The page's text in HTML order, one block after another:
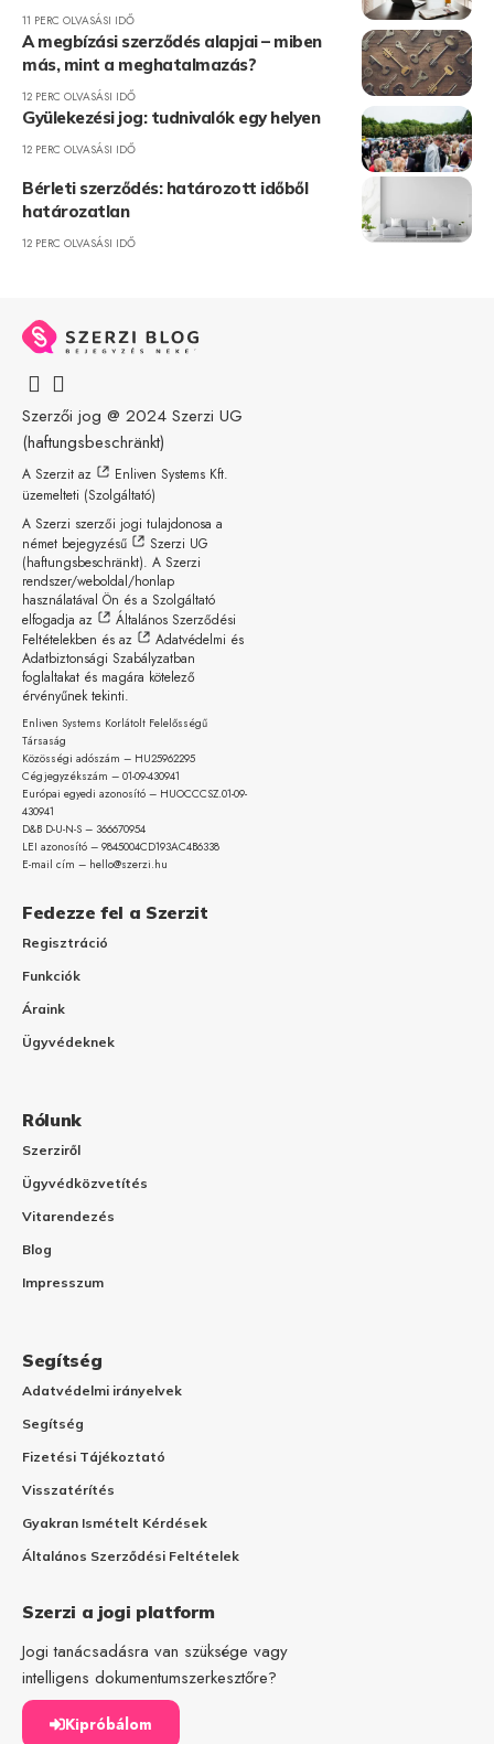
11 PERC OLVASÁSI IDŐ
A megbízási szerződés alapjai – miben
más, mint a meghatalmazás?
12 PERC OLVASÁSI IDŐ
Gyülekezési jog: tudnivalók egy helyen
12 PERC OLVASÁSI IDŐ
Bérleti szerződés: határozott időből
határozatlan
12 PERC OLVASÁSI IDŐ
Szerzői jog @ 2024 Szerzi UG
(haftungsbeschränkt)
A Szerzit az
Enliven Systems Kft.
üzemelteti (Szolgáltató)
A Szerzi szerzői jogi tulajdonosa a
német bejegyzésű
Szerzi UG
(haftungsbeschränkt). A Szerzi
rendszer/weboldal/honlap
használatával Ön és a Szolgáltató
elfogadja az
Általános Szerződési
Feltételekben és az
Adatvédelmi és
Adatbiztonsági Szabályzatban
foglaltakat és magára kötelező
érvényűnek tekinti.
Enliven Systems Korlátolt Felelősségű
Társaság
Közösségi adószám – HU25962295
Cégjegyzékszám – 01-09-430941
Európai egyedi azonosító – HUOCCCSZ.01-09-
430941
D&B D-U-N-S – 366670954
LEI azonosító – 9845004CD193AC4B6338
E-mail cím – hello@szerzi.hu
Fedezze fel a Szerzit
Regisztráció
Funkciók
Áraink
Ügyvédeknek
Rólunk
Szerziről
Ügyvédközvetítés
Vitarendezés
Blog
Impresszum
Segítség
Adatvédelmi irányelvek
Segítség
Fizetési Tájékoztató
Visszatérítés
Gyakran Ismételt Kérdések
Általános Szerződési Feltételek
Szerzi a jogi platform
Jogi tanácsadásra van szüksége vagy
intelligens dokumentumszerkesztőre?
Kipróbálom